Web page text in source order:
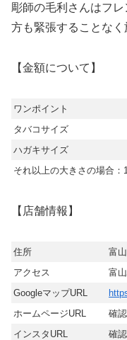
彫師の毛利さんはフ
方も緊張することなく
【金額について】
ワンポイント
タバコサイズ
ハガキサイズ
それ以上の大きさの場合：
【店舗情報】
住所
富
アクセス
富
GoogleマップURL
ホームページURL
確
インスタURL
確